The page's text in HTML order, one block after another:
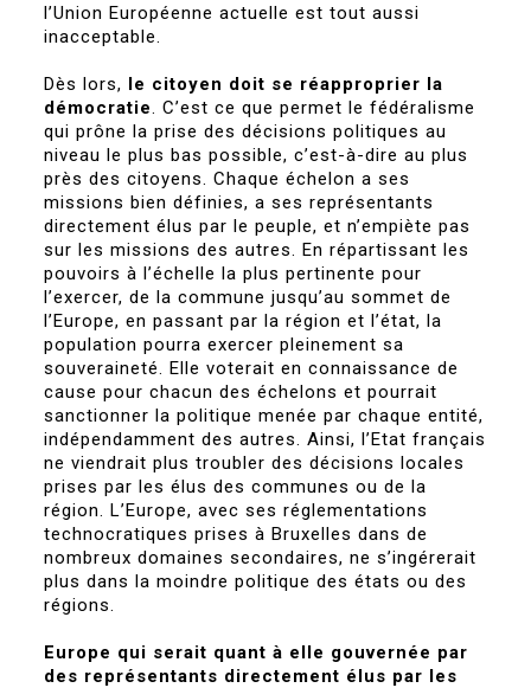
l’Union Européenne actuelle est tout aussi
inacceptable.
Dès lors, le citoyen doit se réapproprier la
démocratie. C’est ce que permet le fédéralisme
qui prône la prise des décisions politiques au
niveau le plus bas possible, c’est-à-dire au plus
près des citoyens. Chaque échelon a ses
missions bien définies, a ses représentants
directement élus par le peuple, et n’empiète pas
sur les missions des autres. En répartissant les
pouvoirs à l’échelle la plus pertinente pour
l’exercer, de la commune jusqu’au sommet de
l’Europe, en passant par la région et l’état, la
population pourra exercer pleinement sa
souveraineté. Elle voterait en connaissance de
cause pour chacun des échelons et pourrait
sanctionner la politique menée par chaque entité,
indépendamment des autres. Ainsi, l’Etat français
ne viendrait plus troubler des décisions locales
prises par les élus des communes ou de la
région. L’Europe, avec ses réglementations
technocratiques prises à Bruxelles dans de
nombreux domaines secondaires, ne s’ingérerait
plus dans la moindre politique des états ou des
régions.
Europe qui serait quant à elle gouvernée par
des représentants directement élus par les